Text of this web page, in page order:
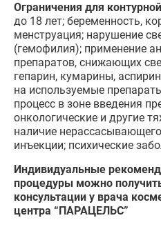
Ограничения для
до 18 лет; беременность,
менструация; нарушение
(гемофилия); применение
препаратов, снижающих
гепарин, кумарины,
на используемые
процесс в зоне введения
онкологические и другие
наличие
инъекции; психические
Индивидуальные
процедуры можно
консультации у врача
центра “ПАРАЦЕЛЬС”